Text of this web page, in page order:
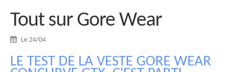
Tout sur Gore Wear
Le 24/04
LE TEST DE LA VESTE GORE WEAR